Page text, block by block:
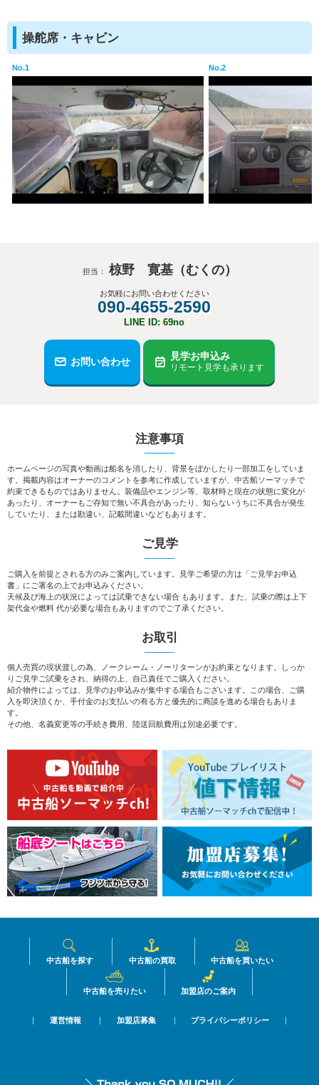
操舵席・キャビン
No.1 No.2
担当： 椋野 寛基（むくの）
お気軽にお問い合わせください
090-4655-2590
LINE ID: 69no
お問い合わせ 見学お申込み
リモート見学も承ります
注意事項
ホームページの写真や動画は船名を消したり、背景をぼかしたり一部加工をしていま
す。掲載内容はオーナーのコメントを参考に作成していますが、中古船ソーマッチで
約束できるものではありません。装備品やエンジン等、取材時と現在の状態に変化が
あったり、オーナーもご存知で無い不具合があったり、知らないうちに不具合が発生
していたり、または勘違い、記載間違いなどもあります。
ご見学
ご購入を前提とされる方のみご案内しています。見学ご希望の方は「ご見学お申込
書」にご署名の上でお申込みください。
天候及び海上の状況によっては試乗できない場合 もあります。また、試乗の際は上下
架代金や燃料 代が必要な場合もありますのでご了承ください。
お取引
個人売買の現状渡しの為、ノークレーム・ノーリターンがお約束となります。しっか
りご見学ご試乗をされ、納得の上、自己責任でご購入ください。
紹介物件によっては、見学のお申込みが集中する場合もございます。この場合、ご購
入を即決頂くか、手付金のお支払いの有る方と優先的に商談を進める場合もありま
す。
その他、名義変更等の手続き費用、陸送回航費用は別途必要です。
中古船を探す 中古船の買取 中古船を買いたい
中古船を売りたい 加盟店のご案内
運営情報 加盟店募集 プライバシーポリシー